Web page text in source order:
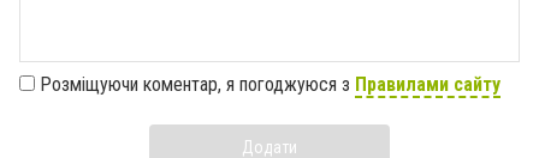
Розміщуючи коментар, я погоджуюся з Правилами сайту
Додати